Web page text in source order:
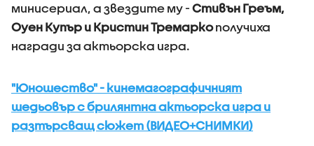
минисериал, а звездите му - Стивън Греъм,
Оуен Купър и Кристин Тремаркополучиха
награди за актьорска игра.
"Юношество" - кинемагографичният
шедьовър с брилянтна актьорска игра и
разтърсващ сюжет (ВИДЕО+СНИМКИ)